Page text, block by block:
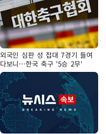
외국인 심판 성 접대 7경기 들여
다보니…한국 축구 '5승 2무'